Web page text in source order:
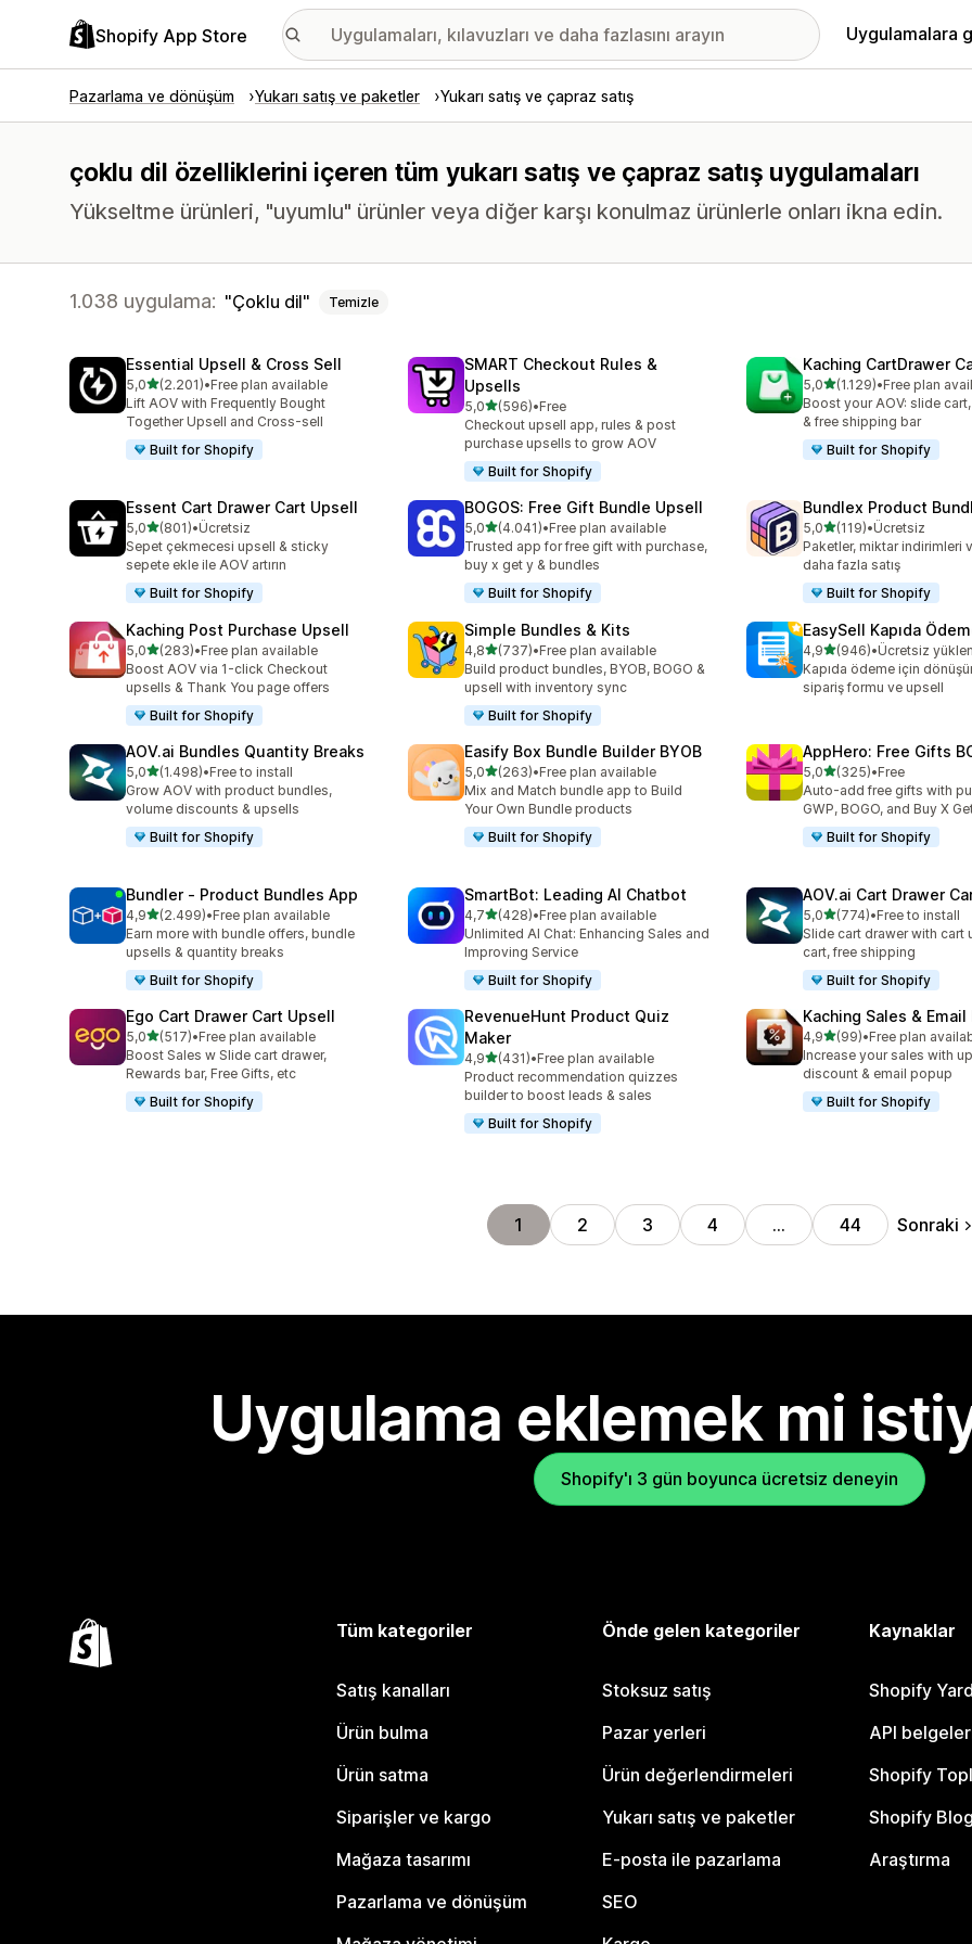
Shopify App Store Uygulamalara
Pazarlama ve dönüşüm Yukarı satış ve paketler Yukarı satış ve çapraz satış
çoklu dil özelliklerini içeren tüm yukarı satış ve çapraz satış uygulamaları
Yükseltme ürünleri, "uyumlu" ürünler veya diğer karşı konulmaz ürünlerle onları ikna edin.
1.038 uygulama: Çoklu dil Temizle
Essential Upsell & Cross Sell
5,05 yıldız üzerinden
(2.201)
toplam 2201 değerlendirme
•Free plan available
Lift AOV with Frequently Bought
Together Upsell and Cross-sell
Built for Shopify
SMART Checkout Rules &
Upsells
5,05 yıldız üzerinden
(596)
toplam 596 değerlendirme
•Free
Checkout upsell app, rules & post
purchase upsells to grow AOV
Built for Shopify
Kaching CartDrawer
5,05 yıldız üzerinden
(1.129)
toplam 1129 değerlendirme
•Free plan
Boost your AOV: slide
& free shipping bar
Built for Shopify
Essent Cart Drawer Cart Upsell
5,05 yıldız üzerinden
(801)
toplam 801 değerlendirme
•Ücretsiz
Sepet çekmecesi upsell & sticky
sepete ekle ile AOV artırın
Built for Shopify
BOGOS: Free Gift Bundle Upsell
5,05 yıldız üzerinden
(4.041)
toplam 4041 değerlendirme
•Free plan available
Trusted app for free gift with purchase,
buy x get y & bundles
Built for Shopify
Bundlex Product
5,05 yıldız üzerinden
(119)
toplam 119 değerlendirme
•Ücretsiz
Paketler, miktar indirimleri
daha fazla satış
Built for Shopify
Kaching Post Purchase Upsell
5,05 yıldız üzerinden
(283)
toplam 283 değerlendirme
•Free plan available
Boost AOV via 1-click Checkout
upsells & Thank You page offers
Built for Shopify
Simple Bundles & Kits
4,85 yıldız üzerinden
(737)
toplam 737 değerlendirme
•Free plan available
Build product bundles, BYOB, BOGO &
upsell with inventory sync
Built for Shopify
EasySell Kapıda
4,95 yıldız üzerinden
(946)
toplam 946 değerlendirme
•Ücretsiz
Kapıda ödeme için
sipariş formu ve upsell
AOV.ai Bundles Quantity Breaks
5,05 yıldız üzerinden
(1.498)
toplam 1498 değerlendirme
•Free to install
Grow AOV with product bundles,
volume discounts & upsells
Built for Shopify
Easify Box Bundle Builder BYOB
5,05 yıldız üzerinden
(263)
toplam 263 değerlendirme
•Free plan available
Mix and Match bundle app to Build
Your Own Bundle products
Built for Shopify
AppHero: Free Gifts
5,05 yıldız üzerinden
(325)
toplam 325 değerlendirme
•Free
Auto-add free gifts with
GWP, BOGO, and Buy X
Built for Shopify
Bundler ‑ Product Bundles App
4,95 yıldız üzerinden
(2.499)
toplam 2499 değerlendirme
•Free plan available
Earn more with bundle offers, bundle
upsells & quantity breaks
Built for Shopify
SmartBot: Leading AI Chatbot
4,75 yıldız üzerinden
(428)
toplam 428 değerlendirme
•Free plan available
Unlimited AI Chat: Enhancing Sales and
Improving Service
Built for Shopify
AOV.ai Cart Drawer
5,05 yıldız üzerinden
(774)
toplam 774 değerlendirme
•Free to install
Slide cart drawer with cart
cart, free shipping
Built for Shopify
Ego Cart Drawer Cart Upsell
5,05 yıldız üzerinden
(517)
toplam 517 değerlendirme
•Free plan available
Boost Sales w Slide cart drawer,
Rewards bar, Free Gifts, etc
Built for Shopify
RevenueHunt Product Quiz
Maker
4,95 yıldız üzerinden
(431)
toplam 431 değerlendirme
•Free plan available
Product recommendation quizzes
builder to boost leads & sales
Built for Shopify
Kaching Sales & Email
4,95 yıldız üzerinden
(99)
toplam 99 değerlendirme
•Free plan
Increase your sales with
discount & email popup
Built for Shopify
1 2 3 4 … 44 Sonraki
Uygulama eklemek mi
Shopify'ı 3 gün boyunca ücretsiz deneyin
Tüm kategoriler
Satış kanalları
Ürün bulma
Ürün satma
Siparişler ve kargo
Mağaza tasarımı
Pazarlama ve dönüşüm
Önde gelen kategoriler
Stoksuz satış
Pazar yerleri
Ürün değerlendirmeleri
Yukarı satış ve paketler
E-posta ile pazarlama
SEO
Kaynaklar
Shopify
API
Shopify
Shopify
Araştırma